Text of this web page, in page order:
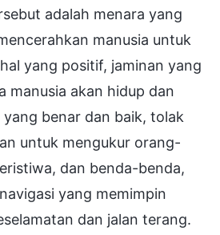
adalah menara yang
manusia untuk
yang positif, jaminan yang
manusia akan hidup dan
yang benar dan baik, tolak
untuk mengukur orang-
dan benda-benda,
yang memimpin
dan jalan terang.